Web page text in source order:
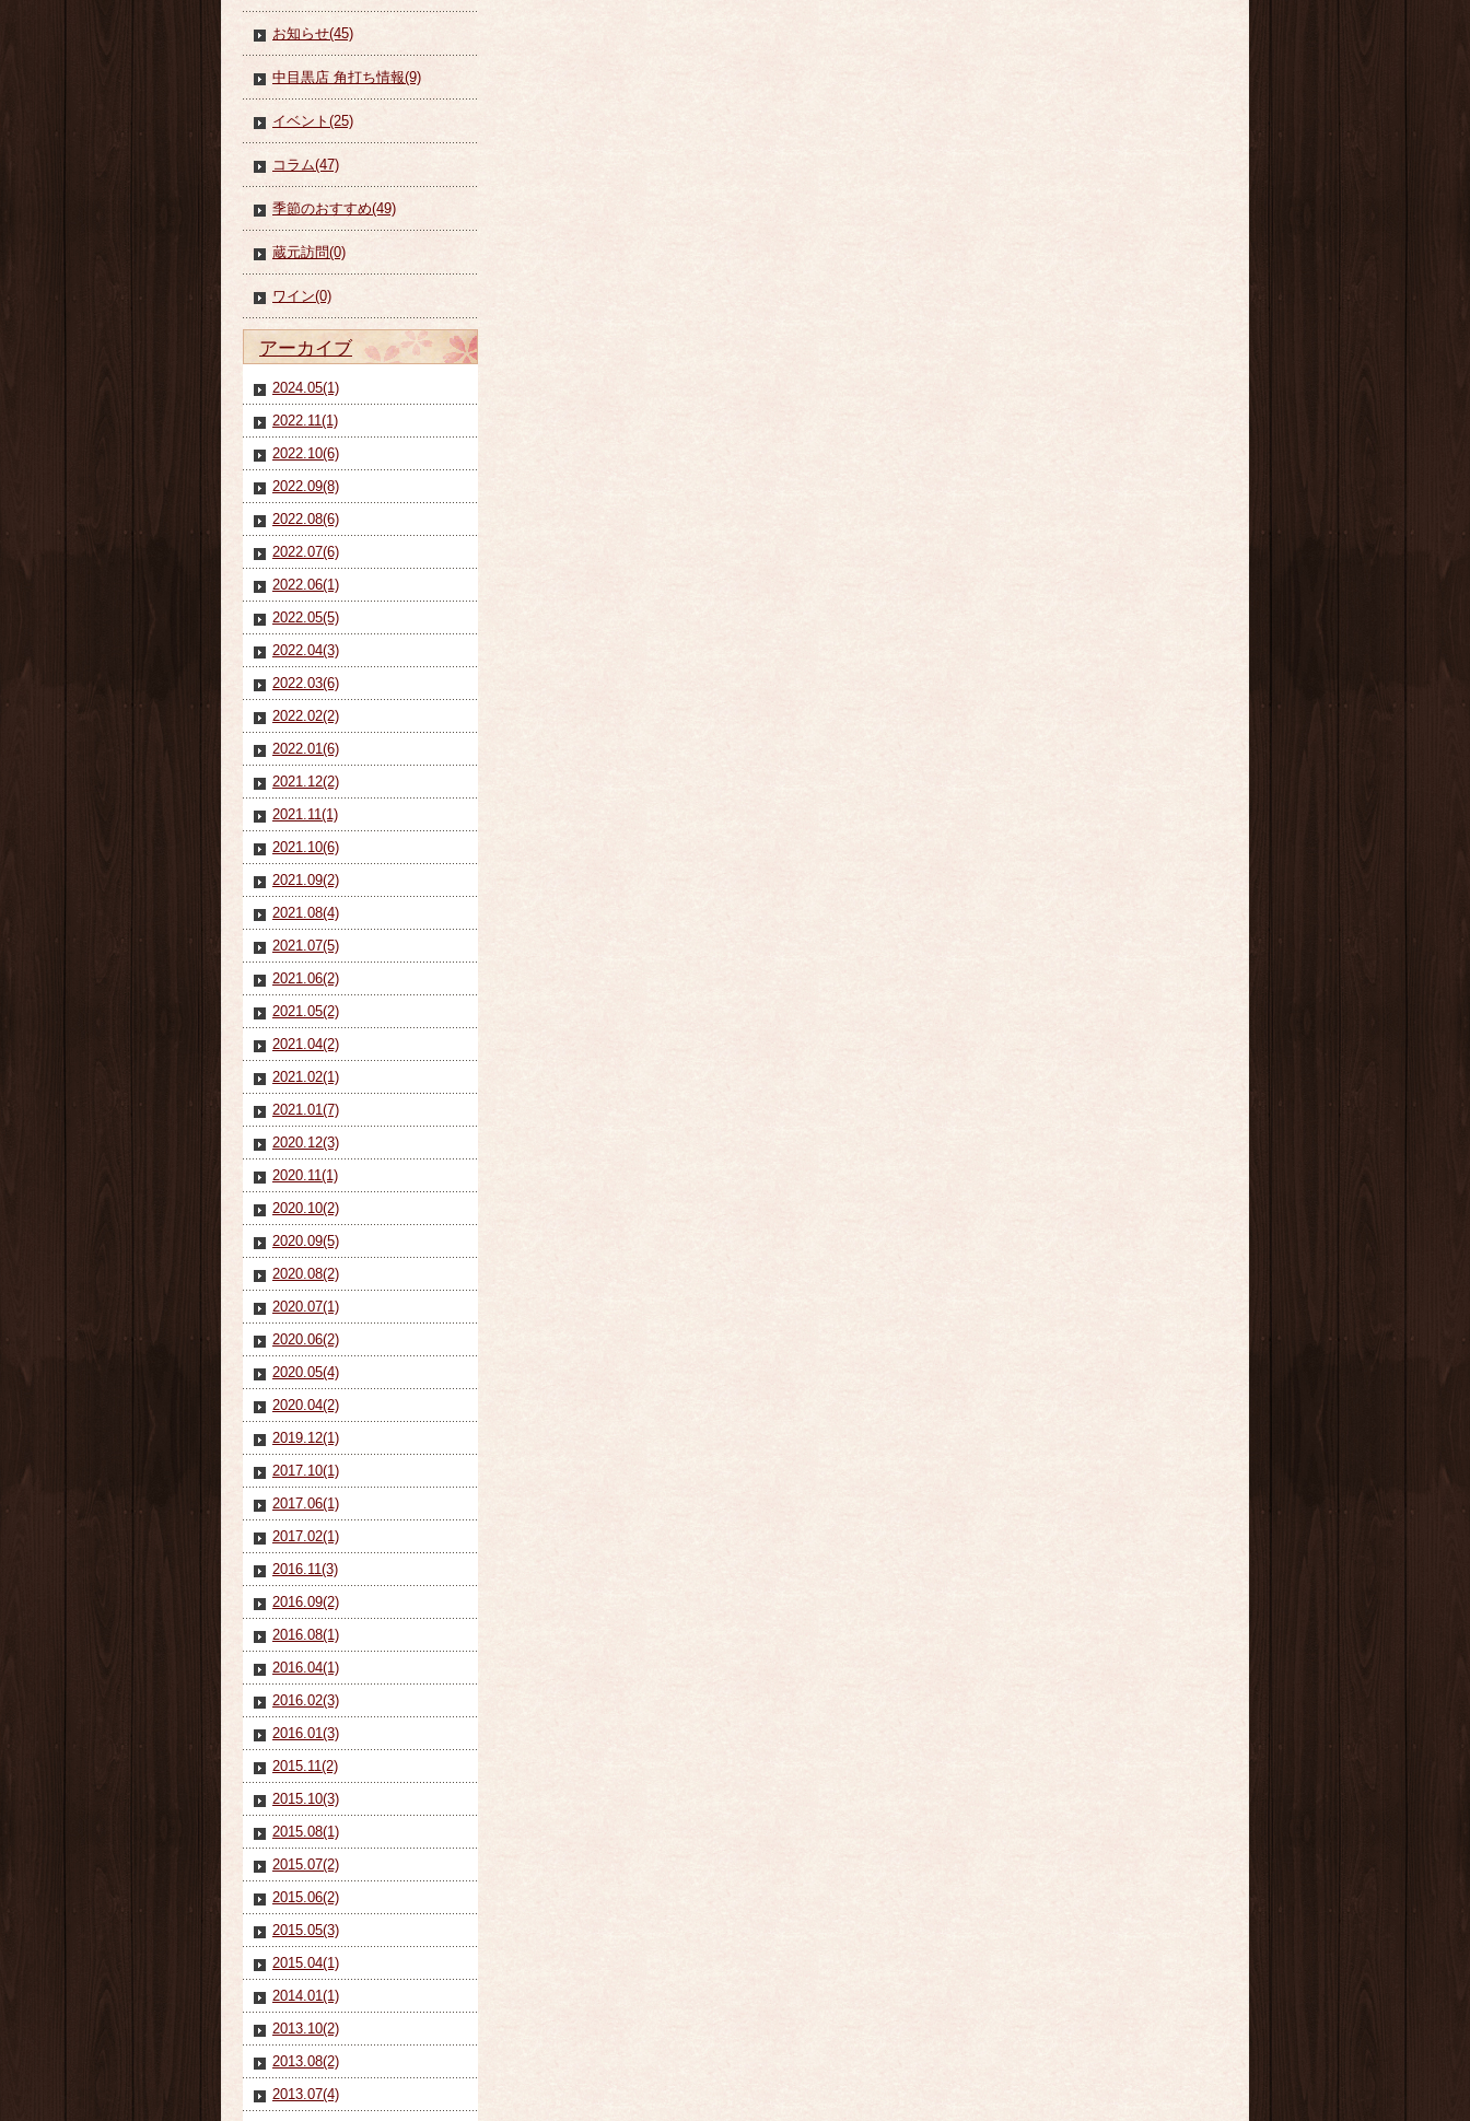
お知らせ(45)
中目黒店 角打ち情報(9)
イベント(25)
コラム(47)
季節のおすすめ(49)
蔵元訪問(0)
ワイン(0)
アーカイブ
2024.05(1)
2022.11(1)
2022.10(6)
2022.09(8)
2022.08(6)
2022.07(6)
2022.06(1)
2022.05(5)
2022.04(3)
2022.03(6)
2022.02(2)
2022.01(6)
2021.12(2)
2021.11(1)
2021.10(6)
2021.09(2)
2021.08(4)
2021.07(5)
2021.06(2)
2021.05(2)
2021.04(2)
2021.02(1)
2021.01(7)
2020.12(3)
2020.11(1)
2020.10(2)
2020.09(5)
2020.08(2)
2020.07(1)
2020.06(2)
2020.05(4)
2020.04(2)
2019.12(1)
2017.10(1)
2017.06(1)
2017.02(1)
2016.11(3)
2016.09(2)
2016.08(1)
2016.04(1)
2016.02(3)
2016.01(3)
2015.11(2)
2015.10(3)
2015.08(1)
2015.07(2)
2015.06(2)
2015.05(3)
2015.04(1)
2014.01(1)
2013.10(2)
2013.08(2)
2013.07(4)